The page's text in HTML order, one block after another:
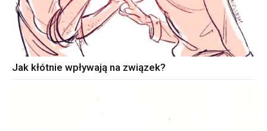
Jak kłótnie wpływają na związek?